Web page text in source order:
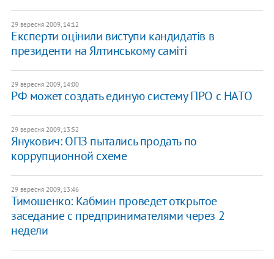
29 вересня 2009, 14:12
Експерти оцінили виступи кандидатів в
президенти на Ялтинському саміті
29 вересня 2009, 14:00
РФ может создать единую систему ПРО с НАТО
29 вересня 2009, 13:52
Янукович: ОПЗ пытались продать по
коррупционной схеме
29 вересня 2009, 13:46
Тимошенко: Кабмин проведет открытое
заседание с предпринимателями через 2
недели